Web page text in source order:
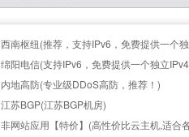
西南枢纽(推荐，支持IPv6，免费提供一个
绵阳电信(支持IPv6，免费提供一个独立
内地高防(专业级DDoS高防，推荐！)
江苏BGP(江苏BGP机房)
非网站应用【特价】(高性价比云主机,适合